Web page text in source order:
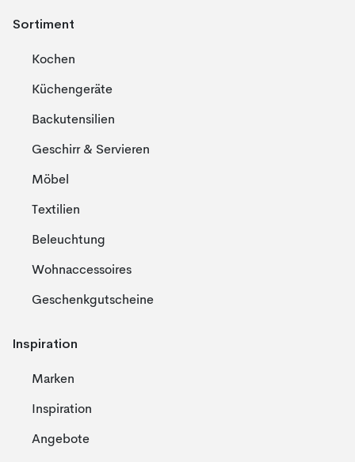
Sortiment
Kochen
Küchengeräte
Backutensilien
Geschirr & Servieren
Möbel
Textilien
Beleuchtung
Wohnaccessoires
Geschenkgutscheine
Inspiration
Marken
Inspiration
Angebote